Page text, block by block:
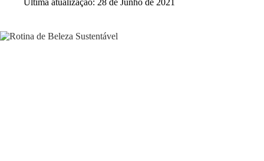
Última atualização: 28 de Junho de 2021